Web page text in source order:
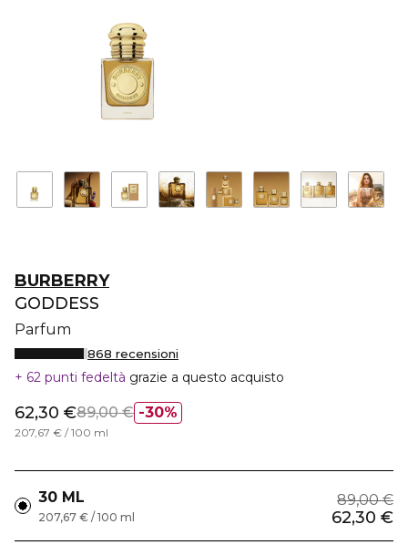
BURBERRY
GODDESS
Parfum
868 recensioni
62 punti fedeltà grazie a questo acquisto
30%
62,30 €89,00 €
207,67 € / 100 ml
30 ML 89,00 €
62,30 €
207,67 € / 100 ml